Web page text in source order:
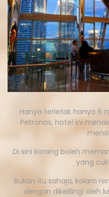
Hanya terletak hanya 6
Petronas, hotel ini
Di sini korang boleh
yang
Bukan itu sahaja, kolam
dengan dikelilingi oleh